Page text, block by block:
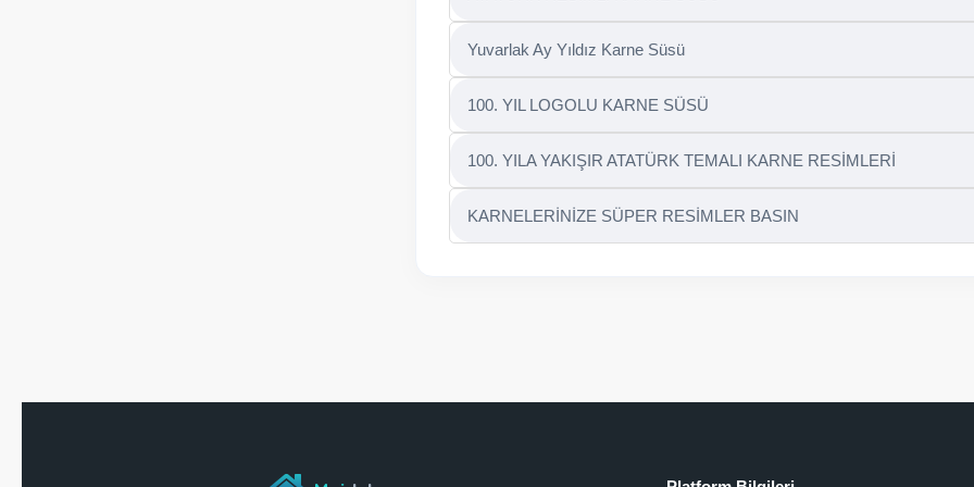
Yuvarlak Ay Yıldız Karne Süsü
100. YIL LOGOLU KARNE SÜSÜ
100. YILA YAKIŞIR ATATÜRK TEMALI KARNE RESİMLERİ
KARNELERİNİZE SÜPER RESİMLER BASIN